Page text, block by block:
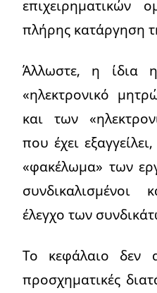
επιχειρηματικών
πλήρης κατάργηση
Άλλωστε, η ίδια
«ηλεκτρονικό
και των
που έχει
«φακέλωμα» των
έλεγχο των
Το κεφάλαιο δεν
προσχηματικές